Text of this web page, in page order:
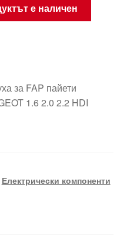
е наличен
за FAP пайети
1.6 2.0 2.2 HDI
Електрически компоненти